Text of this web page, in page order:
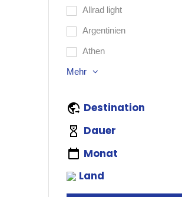
Allrad light
Argentinien
Athen
Mehr
Destination
Dauer
Monat
Land